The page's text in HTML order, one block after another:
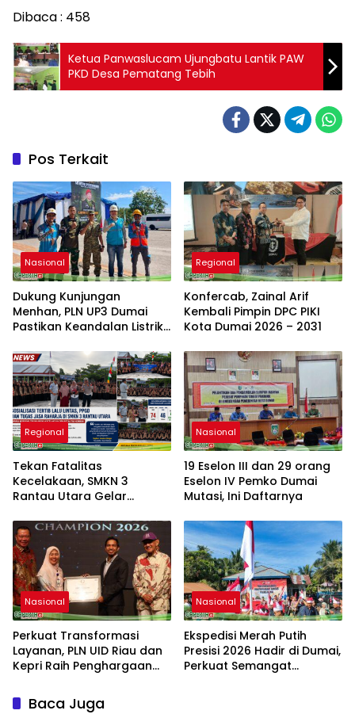
Dibaca : 458
Ketua Panwaslucam Ujungbatu Lantik PAW
PKD Desa Pematang Tebih
Pos Terkait
Nasional
Dukung Kunjungan
Menhan, PLN UP3 Dumai
Pastikan Keandalan Listrik
Regional
Konfercab, Zainal Arif
Kembali Pimpin DPC PIKI
Kota Dumai 2026 – 2031
Regional
Tekan Fatalitas
Kecelakaan, SMKN 3
Rantau Utara Gelar
Lintas dan PPGD
Nasional
19 Eselon III dan 29 orang
Eselon IV Pemko Dumai
Mutasi, Ini Daftarnya
Nasional
Perkuat Transformasi
Layanan, PLN UID Riau dan
Kepri Raih Penghargaan
Champion 2026
Nasional
Ekspedisi Merah Putih
Presisi 2026 Hadir di Dumai,
Perkuat Semangat
Baca Juga